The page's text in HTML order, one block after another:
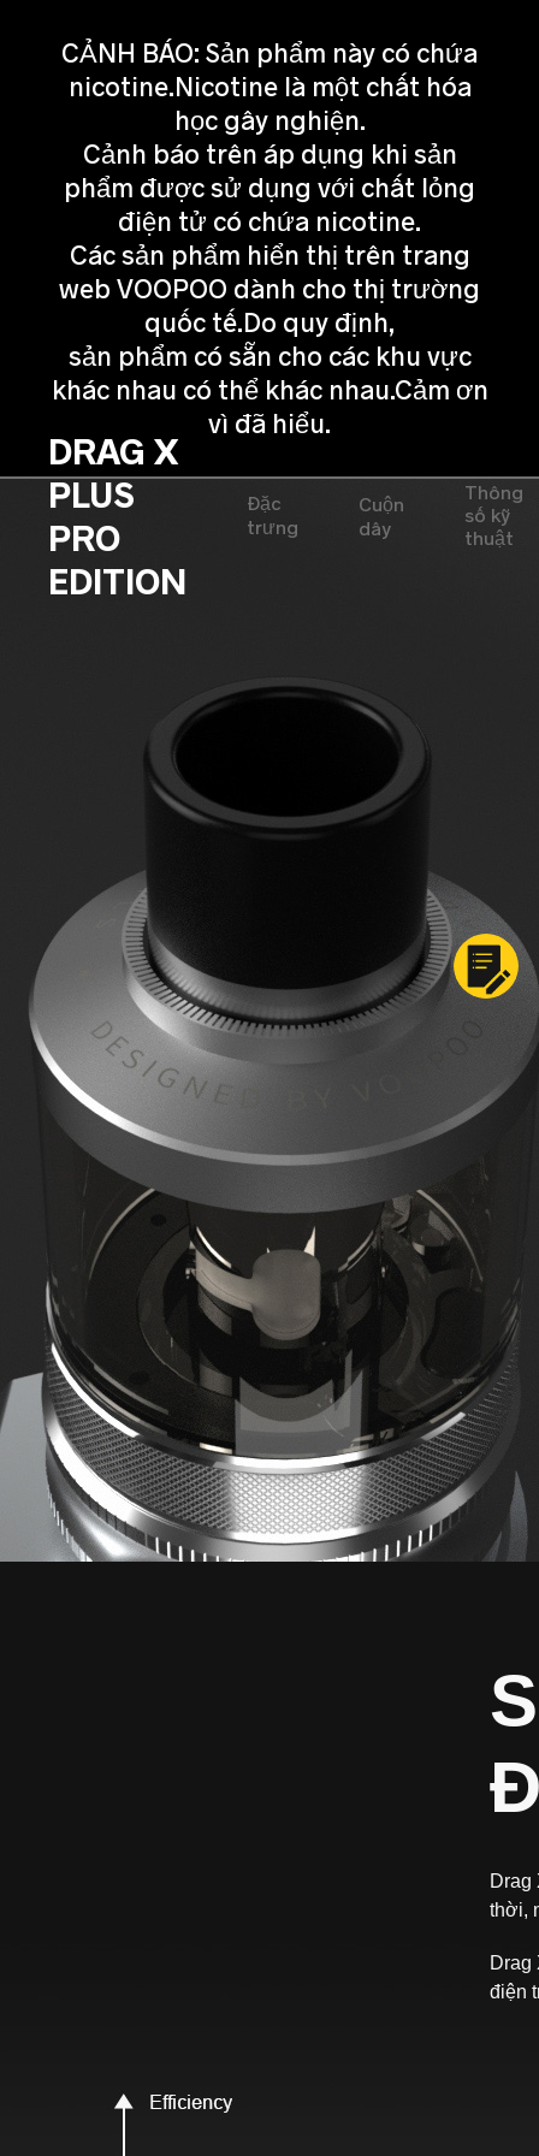
CẢNH BÁO: Sản phẩm này có chứa
nicotine.Nicotine là một chất hóa
học gây nghiện.
Cảnh báo trên áp dụng khi sản
phẩm được sử dụng với chất lỏng
điện tử có chứa nicotine.
Các sản phẩm hiển thị trên trang
web VOOPOO dành cho thị trường
quốc tế.Do quy định,
sản phẩm có sẵn cho các khu vực
khác nhau có thể khác nhau.Cảm ơn
vì đã hiểu.
DRAG X
PLUS
PRO
EDITION
Đặc
trưng
Cuộn
dây
Thông
số kỹ
thuật
Drag
thời,
Drag
điện